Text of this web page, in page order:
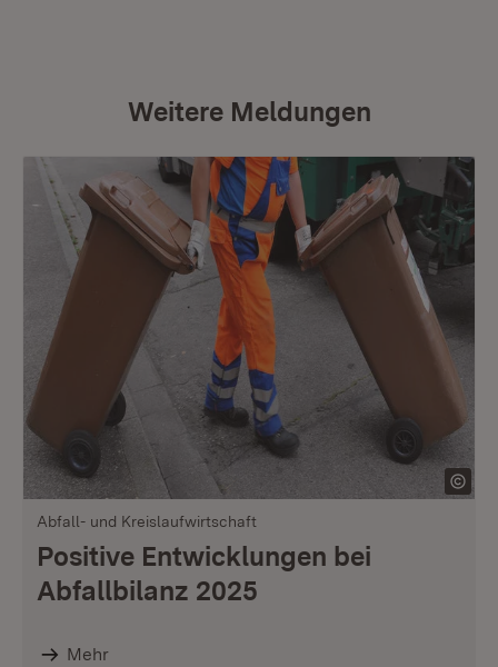
Weitere Meldungen
Abfall- und Kreislaufwirtschaft
Positive Entwicklungen bei
Abfallbilanz 2025
Mehr